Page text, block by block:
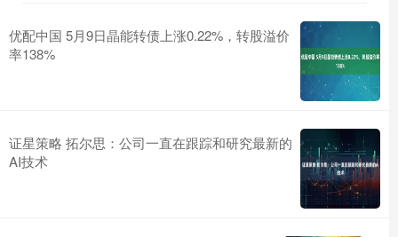
优配中国 5月9日晶能转债上涨0.22%，转股溢价
率138%
证星策略 拓尔思：公司一直在跟踪和研究最新的
AI技术